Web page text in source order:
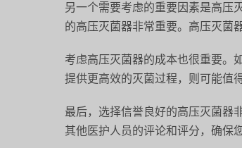
另一个需要考虑的重要因素是高压
的高压灭菌器非常重要。高压灭菌
考虑高压灭菌器的成本也很重要。
提供更高效的灭菌过程，则可能值
最后，选择信誉良好的高压灭菌器
其他医护人员的评论和评分，确保